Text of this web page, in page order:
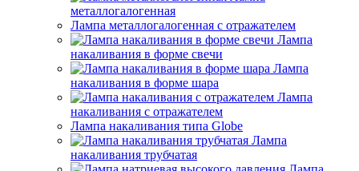
металлогалогенная
Лампа металлогалогенная с отражателем
Лампа
накаливания в форме свечи
Лампа
накаливания в форме шара
Лампа
накаливания с отражателем
Лампа накаливания типа Globe
Лампа
накаливания трубчатая